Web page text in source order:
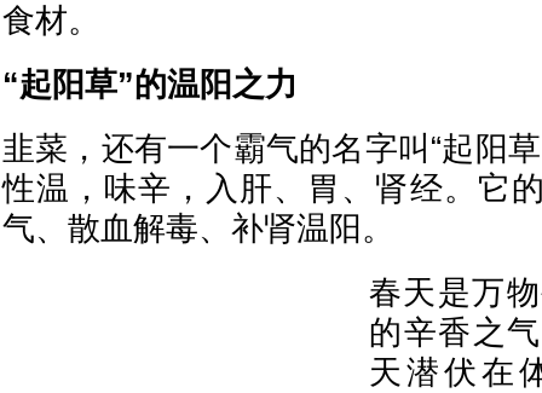
食材。
“起阳草”的温阳之力
韭菜，还有一个霸气的名字叫“起阳
性温，味辛，入肝、胃、肾经。它
气、散血解毒、补肾温阳。
春天是万
的辛香之
天潜伏在